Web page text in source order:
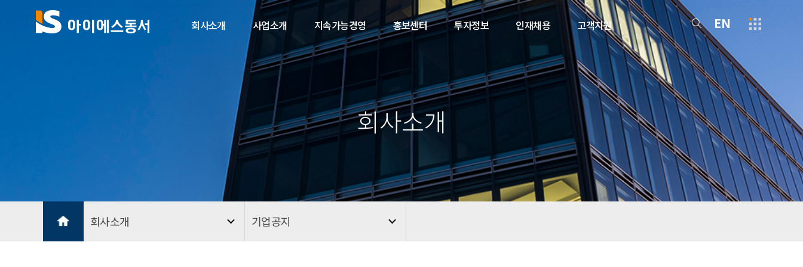
회사소개 사업소개 지속가능경영 홍보센터 투자정보 인재채용 고객지원 EN
회사소개
회사소개 기업공지